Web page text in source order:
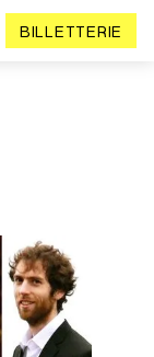
BILLETTERIE